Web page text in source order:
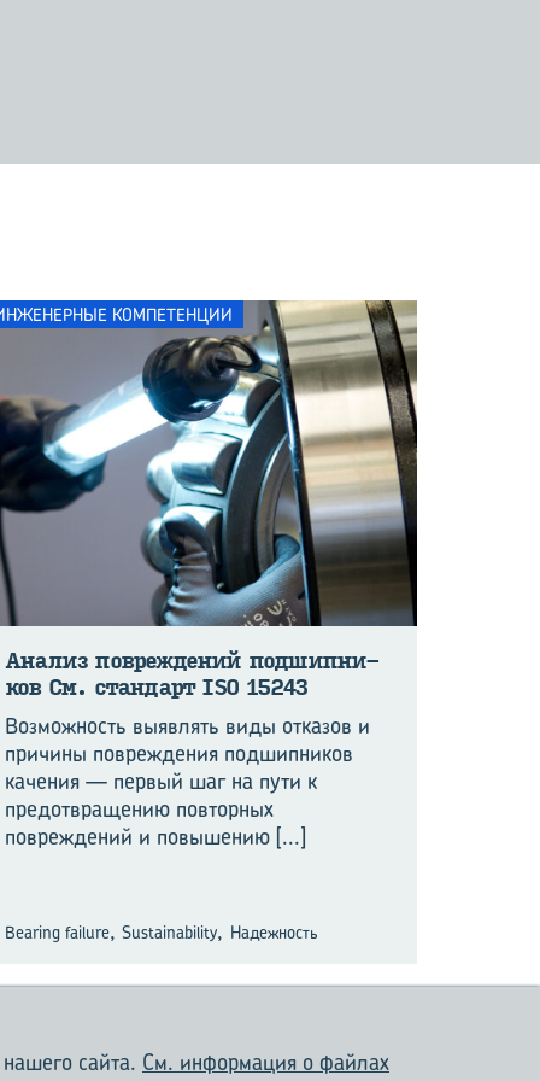
КОМПЕТЕНЦИИ
Ана­лиз по­вре­жде­ний под­шип­ни­
ков См. стан­дарт ISO 15243
Возможность выявлять виды отказов и
причины повреждения подшипников
качения — первый шаг на пути к
предотвращению повторных
повреждений и повышению [...]
Bearing failure, Sustainability, Надежность
сайта. См. информация о файлах